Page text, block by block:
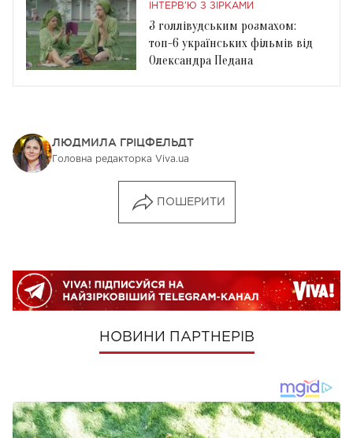
ІНТЕРВ'Ю З ЗІРКАМИ
З голлівудським розмахом:
топ-6 українських фільмів від
Олександра Педана
ЛЮДМИЛА ГРІЦФЕЛЬДТ
Головна редакторка Viva.ua
ПОШЕРИТИ
НОВИНИ ПАРТНЕРІВ